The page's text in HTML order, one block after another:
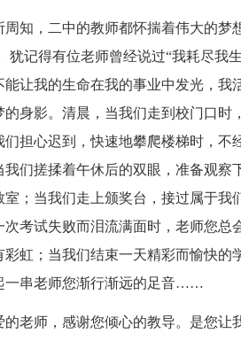
周知，二中的教师都怀揣着伟大的梦
犹记得有位老师曾经说过“我耗尽我
能让我的生命在我的事业中发光，我
的身影。清晨，当我们走到校门口
们担心迟到，快速地攀爬楼梯时，
我们搓揉着午休后的双眼，准备观
室；当我们走上颁奖台，接过属于我
次考试失败而泪流满面时，老师您
彩虹；当我们结束一天精彩而愉快的
一串老师您渐行渐远的足音……
的老师，感谢您倾心的教导。是您让